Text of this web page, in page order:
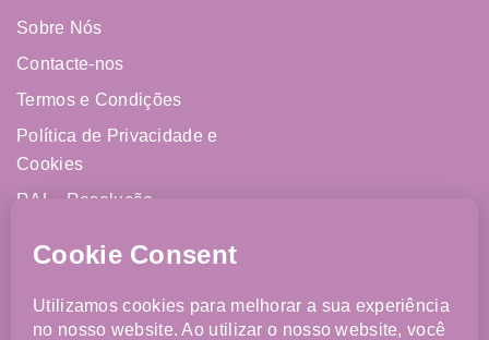
Sobre Nós
Contacte-nos
Termos e Condições
Política de Privacidade e
Cookies
RAL - Resolução
Livro de Reclamações